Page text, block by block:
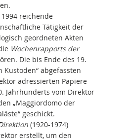
reichende
Tätigkeit der
geordneten Akten
Wochenrapports der
Die bis Ende des 19.
Kustoden“ abgefassten
adressierten Papiere
Jahrhunderts vom Direktor
„Maggiordomo der
geschickt.
(1920-1974)
erstellt, um den